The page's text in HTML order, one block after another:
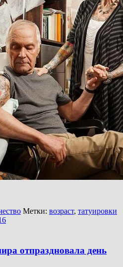
Метки: возраст, татуировки
отпраздновала день